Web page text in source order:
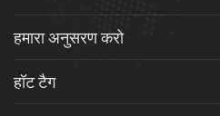
हमारा अनुसरण करो
हॉट टैग